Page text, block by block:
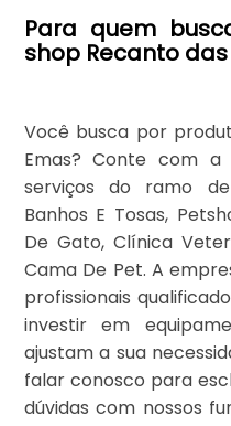
Para quem
shop Recanto
Você busca por
Emas? Conte com
serviços do ramo
Banhos E Tosas,
De Gato, Clínica
Cama De Pet. A
profissionais
investir em
ajustam a sua
falar conosco para
dúvidas com nossos